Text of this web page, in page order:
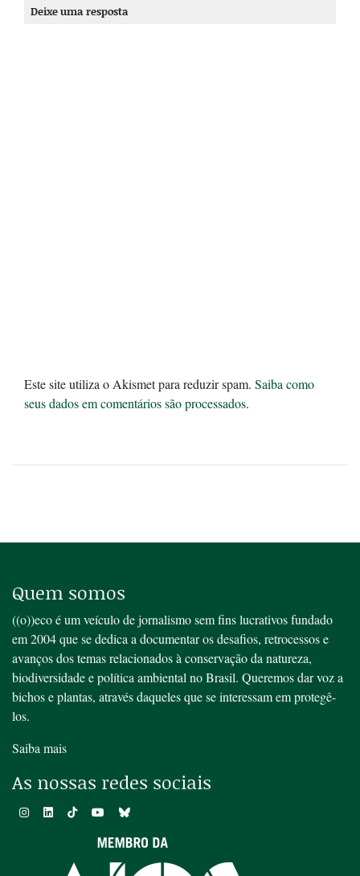
Deixe uma resposta
Este site utiliza o Akismet para reduzir spam. Saiba como
seus dados em comentários são processados.
Quem somos
((o))eco é um veículo de jornalismo sem fins lucrativos fundado
em 2004 que se dedica a documentar os desafios, retrocessos e
avanços dos temas relacionados à conservação da natureza,
biodiversidade e política ambiental no Brasil. Queremos dar voz a
bichos e plantas, através daqueles que se interessam em protegê-
los.
Saiba mais
As nossas redes sociais